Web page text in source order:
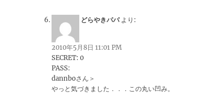
どらやきパパ より:
2010年5月8日 11:01 PM
SECRET: 0
PASS:
dannboさん＞
やっと気づきました．．．この丸い凹み。